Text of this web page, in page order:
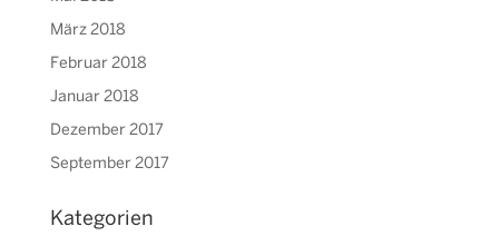
März 2018
Februar 2018
Januar 2018
Dezember 2017
September 2017
Kategorien